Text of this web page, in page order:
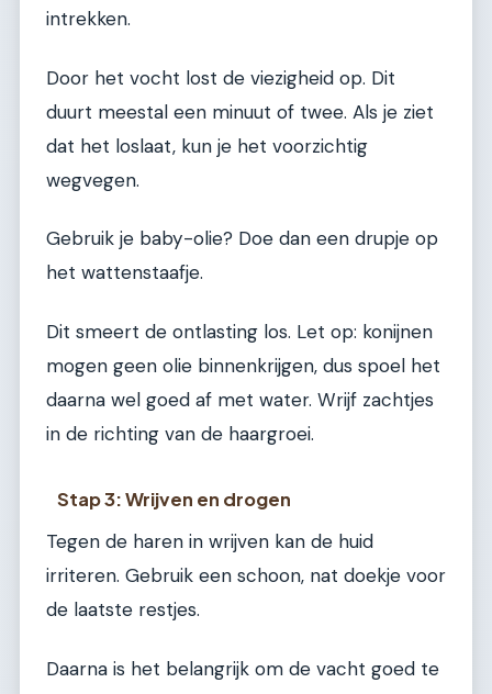
intrekken.
Door het vocht lost de viezigheid op. Dit
duurt meestal een minuut of twee. Als je ziet
dat het loslaat, kun je het voorzichtig
wegvegen.
Gebruik je baby-olie? Doe dan een drupje op
het wattenstaafje.
Dit smeert de ontlasting los. Let op: konijnen
mogen geen olie binnenkrijgen, dus spoel het
daarna wel goed af met water. Wrijf zachtjes
in de richting van de haargroei.
Stap 3: Wrijven en drogen
Tegen de haren in wrijven kan de huid
irriteren. Gebruik een schoon, nat doekje voor
de laatste restjes.
Daarna is het belangrijk om de vacht goed te